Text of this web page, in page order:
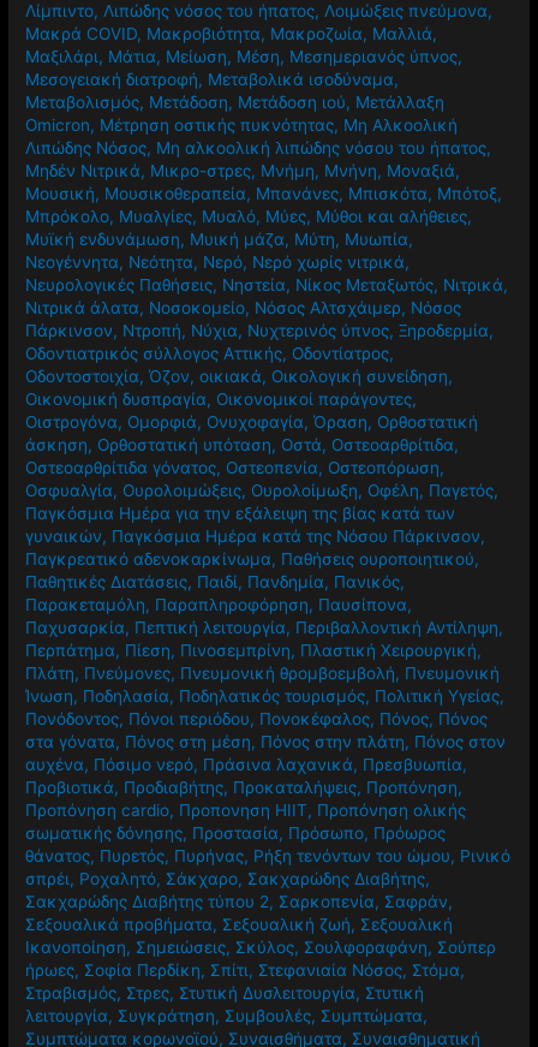
Λίμπιντο,Λιπώδης νόσος του ήπατος,Λοιμώξεις πνεύμονα,
Μακρά COVID, Μακροβιότητα, Μακροζωία, Μαλλιά,
Μαξιλάρι, Μάτια, Μείωση, Μέση, Μεσημεριανός ύπνος,
Μεσογειακή διατροφή, Μεταβολικά ισοδύναμα,
Μεταβολισμός, Μετάδοση, Μετάδοση ιού, Μετάλλαξη
Omicron, Μέτρηση οστικής πυκνότητας, Μη Αλκοολική
Λιπώδης Νόσος, Μη αλκοολική λιπώδης νόσου του ήπατος,
Μηδέν Νιτρικά, Μικρο-στρες, Μνήμη, Μνήνη, Μοναξιά,
Μουσική, Μουσικοθεραπεία, Μπανάνες, Μπισκότα, Μπότοξ,
Μπρόκολο, Μυαλγίες, Μυαλό, Μύες, Μύθοι και αλήθειες,
Μυϊκή ενδυνάμωση, Μυική μάζα, Μύτη, Μυωπία,
Νεογέννητα, Νεότητα, Νερό, Νερό χωρίς νιτρικά,
Νευρολογικές Παθήσεις, Νηστεία, Νίκος Μεταξωτός, Νιτρικά,
Νιτρικά άλατα, Νοσοκομείο, Νόσος Αλτσχάιμερ, Νόσος
Πάρκινσον, Ντροπή, Νύχια, Νυχτερινός ύπνος,Ξηροδερμία,
Οδοντιατρικός σύλλογος Αττικής, Οδοντίατρος,
Οδοντοστοιχία,Όζον,οικιακά, Οικολογική συνείδηση,
Οικονομική δυσπραγία, Οικονομικοί παράγοντες,
Οιστρογόνα, Ομορφιά, Ονυχοφαγία,Όραση, Ορθοστατική
άσκηση, Ορθοστατική υπόταση, Οστά, Οστεοαρθρίτιδα,
Οστεοαρθρίτιδα γόνατος, Οστεοπενία, Οστεοπόρωση,
Οσφυαλγία, Ουρολοιμώξεις, Ουρολοίμωξη, Οφέλη, Παγετός,
Παγκόσμια Ημέρα για την εξάλειψη της βίας κατά των
γυναικών, Παγκόσμια Ημέρα κατά της Νόσου Πάρκινσον,
Παγκρεατικό αδενοκαρκίνωμα, Παθήσεις ουροποιητικού,
Παθητικές Διατάσεις, Παιδί, Πανδημία, Πανικός,
Παρακεταμόλη, Παραπληροφόρηση, Παυσίπονα,
Παχυσαρκία, Πεπτική λειτουργία, Περιβαλλοντική Αντίληψη,
Περπάτημα, Πίεση, Πινοσεμπρίνη, Πλαστική Χειρουργική,
Πλάτη, Πνεύμονες, Πνευμονική θρομβοεμβολή, Πνευμονική
Ίνωση, Ποδηλασία, Ποδηλατικός τουρισμός, Πολιτική Υγείας,
Πονόδοντος, Πόνοι περιόδου, Πονοκέφαλος, Πόνος, Πόνος
στα γόνατα, Πόνος στη μέση, Πόνος στην πλάτη, Πόνος στον
αυχένα, Πόσιμο νερό, Πράσινα λαχανικά, Πρεσβυωπία,
Προβιοτικά, Προδιαβήτης, Προκαταλήψεις, Προπόνηση,
Προπόνηση cardio, Προπονηση HIIT, Προπόνηση ολικής
σωματικής δόνησης, Προστασία, Πρόσωπο, Πρόωρος
θάνατος, Πυρετός, Πυρήνας, Ρήξη τενόντων του ώμου, Ρινικό
σπρέι, Ροχαλητό, Σάκχαρο, Σακχαρώδης Διαβήτης,
Σακχαρώδης Διαβήτης τύπου 2, Σαρκοπενία, Σαφράν,
Σεξουαλικά προβήματα, Σεξουαλική ζωή, Σεξουαλική
Ικανοποίηση, Σημειώσεις, Σκύλος, Σουλφοραφάνη, Σούπερ
ήρωες, Σοφία Περδίκη, Σπίτι, Στεφανιαία Νόσος, Στόμα,
Στραβισμός, Στρες, Στυτική Δυσλειτουργία, Στυτική
λειτουργία, Συγκράτηση, Συμβουλές, Συμπτώματα,
Συμπτώματα κορωνοϊού, Συναισθήματα, Συναισθηματική